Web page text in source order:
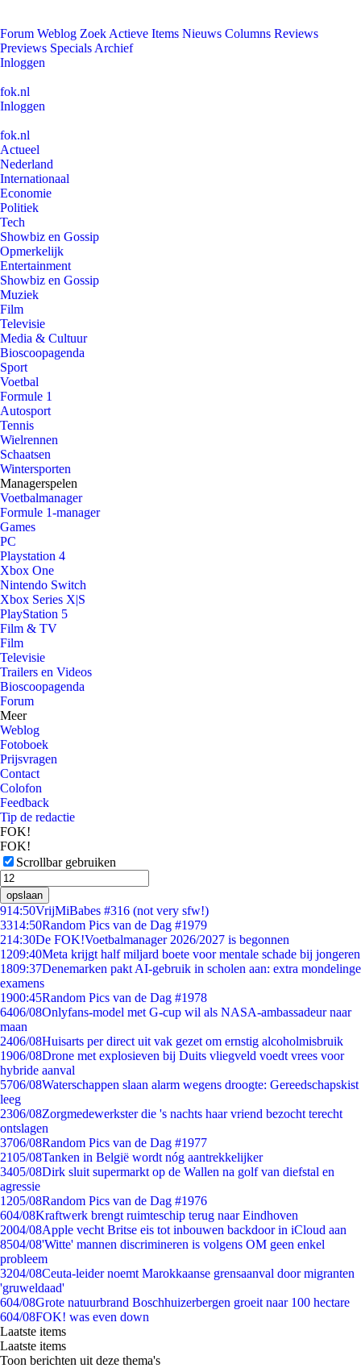
Forum Weblog Zoek Actieve Items Nieuws Columns Reviews
Previews Specials Archief
Inloggen
fok.nl
Inloggen
fok.nl
Actueel
Nederland
Internationaal
Economie
Politiek
Tech
Showbiz en Gossip
Opmerkelijk
Entertainment
Showbiz en Gossip
Muziek
Film
Televisie
Media & Cultuur
Bioscoopagenda
Sport
Voetbal
Formule 1
Autosport
Tennis
Wielrennen
Schaatsen
Wintersporten
Managerspelen
Voetbalmanager
Formule 1-manager
Games
PC
Playstation 4
Xbox One
Nintendo Switch
Xbox Series X|S
PlayStation 5
Film & TV
Film
Televisie
Trailers en Videos
Bioscoopagenda
Forum
Meer
Weblog
Fotoboek
Prijsvragen
Contact
Colofon
Feedback
Tip de redactie
FOK!
FOK!
Scrollbar gebruiken
opslaan
914:50VrijMiBabes #316 (not very sfw!)
3314:50Random Pics van de Dag #1979
214:30De FOK!Voetbalmanager 2026/2027 is begonnen
1209:40Meta krijgt half miljard boete voor mentale schade bij jongeren
1809:37Denemarken pakt AI-gebruik in scholen aan: extra mondelinge
examens
1900:45Random Pics van de Dag #1978
6406/08Onlyfans-model met G-cup wil als NASA-ambassadeur naar
maan
2406/08Huisarts per direct uit vak gezet om ernstig alcoholmisbruik
1906/08Drone met explosieven bij Duits vliegveld voedt vrees voor
hybride aanval
5706/08Waterschappen slaan alarm wegens droogte: Gereedschapskist
leeg
2306/08Zorgmedewerkster die 's nachts haar vriend bezocht terecht
ontslagen
3706/08Random Pics van de Dag #1977
2105/08Tanken in België wordt nóg aantrekkelijker
3405/08Dirk sluit supermarkt op de Wallen na golf van diefstal en
agressie
1205/08Random Pics van de Dag #1976
604/08Kraftwerk brengt ruimteschip terug naar Eindhoven
2004/08Apple vecht Britse eis tot inbouwen backdoor in iCloud aan
8504/08'Witte' mannen discrimineren is volgens OM geen enkel
probleem
3204/08Ceuta-leider noemt Marokkaanse grensaanval door migranten
'gruweldaad'
604/08Grote natuurbrand Boschhuizerbergen groeit naar 100 hectare
604/08FOK! was even down
Laatste items
Laatste items
Toon berichten uit deze thema's